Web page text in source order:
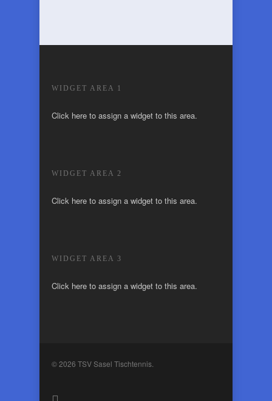
WIDGET AREA 1
Click here to assign a widget to this area.
WIDGET AREA 2
Click here to assign a widget to this area.
WIDGET AREA 3
Click here to assign a widget to this area.
© 2026 TSV Sasel Tischtennis.